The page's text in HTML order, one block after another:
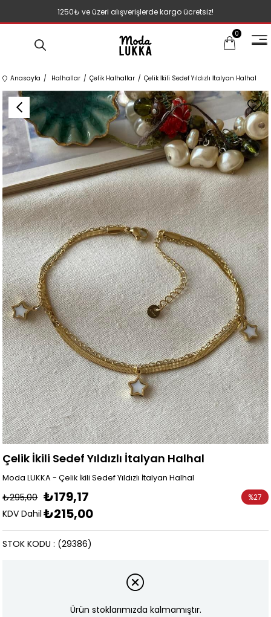
1250₺ ve üzeri alışverişlerde kargo ücretsiz!
0
Anasayfa Halhallar Çelik Halhallar Çelik İkili Sedef Yıldızlı İtalyan Halhal
Çelik İkili Sedef Yıldızlı İtalyan Halhal
Moda LUKKA - Çelik İkili Sedef Yıldızlı İtalyan Halhal
₺295,00 ₺179,17
KDV Dahil ₺215,00
%27
(29386)
STOK KODU
Ürün stoklarımızda kalmamıştır.